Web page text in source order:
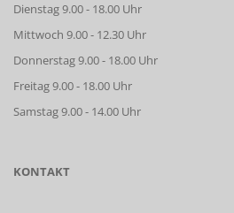
Dienstag 9.00 - 18.00 Uhr
Mittwoch 9.00 - 12.30 Uhr
Donnerstag 9.00 - 18.00 Uhr
Freitag 9.00 - 18.00 Uhr
Samstag 9.00 - 14.00 Uhr
KONTAKT